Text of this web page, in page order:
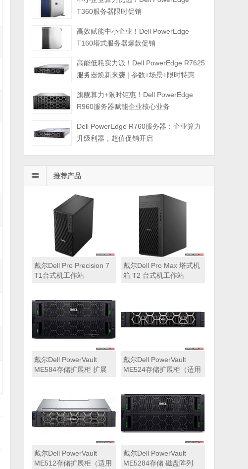
T360服务器限时促销
高效赋能中小企业！Dell PowerEdge
T160塔式服务器爆款促销
高能低耗实力派！Dell PowerEdge R7625
服务器焕新来袭 | 参数+场景+限时特惠
旗舰算力+限时钜惠！Dell PowerEdge
R960服务器赋能企业核心业务
Dell PowerEdge R760服务器：企业算力
升级利器，超值促销开启
推荐产品
戴尔Dell Pro Precision 7
T1台式机工作站
戴尔Dell Pro Max 塔式机
箱 T2 台式机工作站
戴尔Dell PowerVault
ME584存储扩展柜 扩展
ME5224，ME5284等主
存储扩展）
戴尔Dell PowerVault
ME524存储扩展柜（适用
戴尔Dell PowerVault
ME512存储扩展柜（适用
戴尔Dell PowerVault
ME5284存储 磁盘阵列